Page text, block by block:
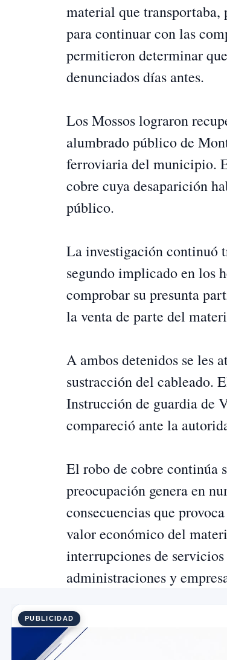
material que transportaba,
para continuar con las
permitieron determinar
denunciados días antes.
Los Mossos lograron
alumbrado público de
ferroviaria del municipio.
cobre cuya desaparición
público.
La investigación continuó
segundo implicado en los
comprobar su presunta
la venta de parte del
A ambos detenidos se les
sustracción del cableado.
Instrucción de guardia de
compareció ante la
El robo de cobre continúa
preocupación genera en
consecuencias que
valor económico del
interrupciones de
administraciones y
PUBLICIDAD